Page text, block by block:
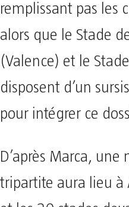
remplissant pas les
alors que le Stade
(Valence) et le
disposent d’un
pour intégrer ce
D’après Marca,
tripartite aura lieu à